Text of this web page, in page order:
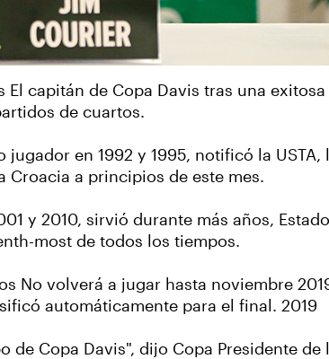
capitán de Copa Davis tras una
de cuartos.
en 1992 y 1995, notificó la USTA,
Croacia a principios de este mes.
y 2010, sirvió durante más años,
most de todos los tiempos.
No volverá a jugar hasta noviembre
automáticamente para el final. 2019
Copa Davis", dijo Copa Presidente de